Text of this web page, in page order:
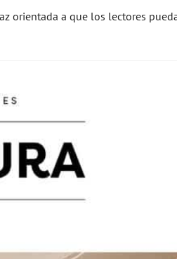
orientada a que los lectores